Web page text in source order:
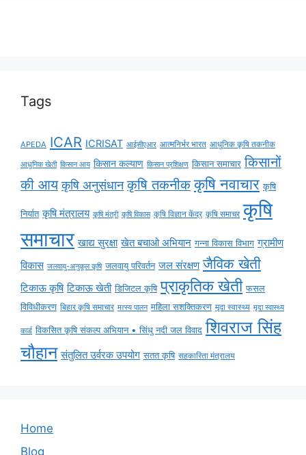
Tags
APEDA ICAR ICRISAT आईसीएआर आत्मनिर्भर भारत आधुनिक कृषि तकनीक
आधुनिक खेती किसान आय किसान कल्याण किसान प्रशिक्षण किसान समाचार किसानों
की आय कृषि अनुसंधान कृषि तकनीक कृषि नवाचार कृषि
निर्यात कृषि मंत्रालय कृषि मंत्री कृषि विकास कृषि विज्ञान केंद्र कृषि समाचर कृषि
समाचार खाद्य सुरक्षा खेत बचाओ अभियान गन्ना विकास विभाग ग्रामीण
विकास जलवायु-अनुकूल कृषि जलवायु परिवर्तन जल संरक्षण जैविक खेती
टिकाऊ कृषि टिकाऊ खेती डिजिटल कृषि प्राकृतिक खेती फसल
विविधीकरण बिहार कृषि समाचार मत्स्य पालन महिला सशक्तिकरण मृदा स्वास्थ्य मृदा स्वास्थ्य
कार्ड विकसित कृषि संकल्प अभियान • सिंधु नदी जल विवाद शिवराज सिंह
चौहान संतुलित उर्वरक उपयोग सतत कृषि सहकारिता मंत्रालय
Home
Blog